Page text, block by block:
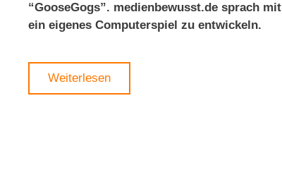
“GooseGogs”. medienbewusst.de sprach
ein eigenes Computerspiel zu entwickeln.
Weiterlesen